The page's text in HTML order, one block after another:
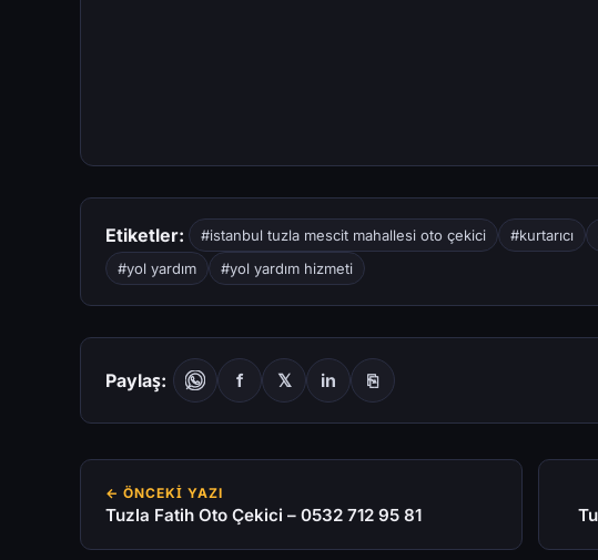
Etiketler: #istanbul tuzla mescit mahallesi oto çekici #kurtarıcı
#yol yardım
#yol yardım hizmeti
Paylaş: f 𝕏 in ⎘
← ÖNCEKI YAZI
Tuzla Fatih Oto Çekici – 0532 712 95 81